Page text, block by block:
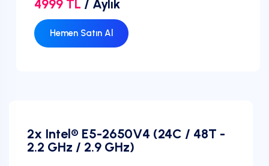
Hemen Satın Al
4999 TL / Aylık
2x Intel® E5-2650V4 (24C / 48T -
2.2 GHz / 2.9 GHz)